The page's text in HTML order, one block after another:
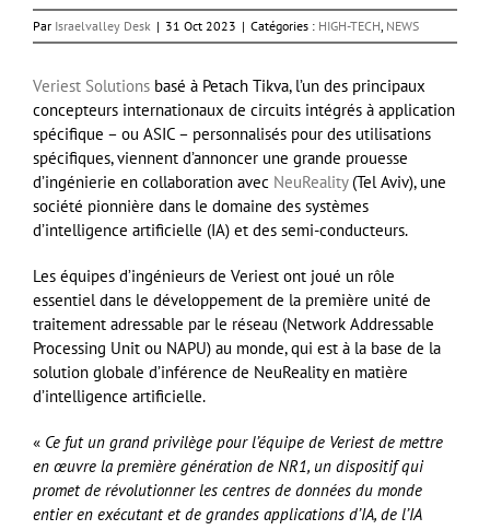
Par Israelvalley Desk | 31 Oct 2023 | Catégories : HIGH-TECH NEWS
Veriest Solutions basé à Petach Tikva, l’un des principaux
concepteurs internationaux de circuits intégrés à application
spécifique – ou ASIC – personnalisés pour des utilisations
spécifiques, viennent d’annoncer une grande prouesse
d’ingénierie en collaboration avec NeuReality(Tel Aviv), une
société pionnière dans le domaine des systèmes
d’intelligence artificielle (IA) et des semi-conducteurs.
Les équipes d’ingénieurs de Veriest ont joué un rôle
essentiel dans le développement de la première unité de
traitement adressable par le réseau (Network Addressable
Processing Unit ou NAPU) au monde, qui est à la base de la
solution globale d’inférence de NeuReality en matière
d’intelligence artificielle.
« Ce fut un grand privilège pour l’équipe de Veriest de mettre
en œuvre la première génération de NR1, un dispositif qui
promet de révolutionner les centres de données du monde
entier en exécutant et de grandes applications d’IA, de l’IA